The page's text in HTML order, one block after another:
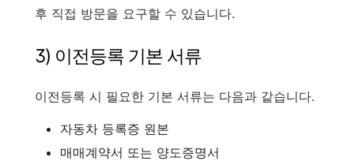
후 직접 방문을 요구할 수 있습니다.
3) 이전등록 기본 서류
이전등록 시 필요한 기본 서류는 다음과 같습니다.
자동차 등록증 원본
매매계약서 또는 양도증명서